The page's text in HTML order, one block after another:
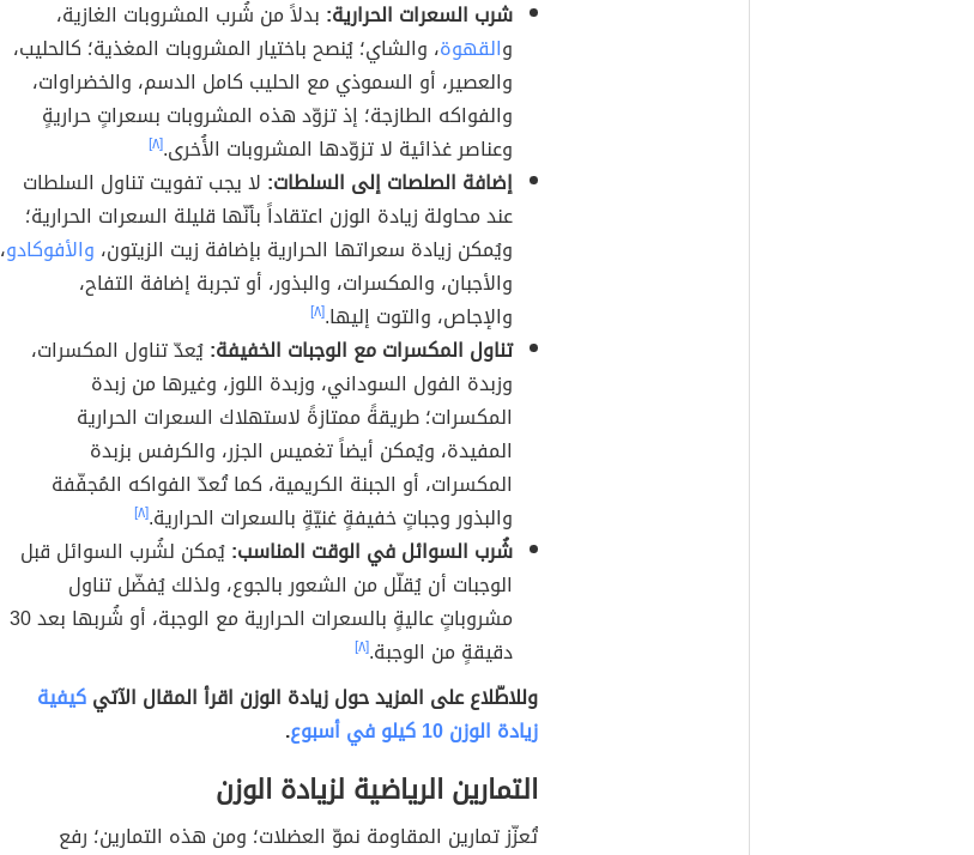
شرب السعرات الحرارية: بدلاً من شُرب المشروبات الغازية،
والقهوة، والشاي؛ يُنصح باختيار المشروبات المغذية؛ كالحليب،
والعصير، أو السموذي مع الحليب كامل الدسم، والخضراوات،
والفواكه الطازجة؛ إذ تزوّد هذه المشروبات بسعراتٍ حراريةٍ
وعناصر غذائية لا تزوّدها المشروبات الأُخرى.[٨]
إضافة الصلصات إلى السلطات: لا يجب تفويت تناول السلطات
عند محاولة زيادة الوزن اعتقاداً بأنّها قليلة السعرات الحرارية؛
ويُمكن زيادة سعراتها الحرارية بإضافة زيت الزيتون، والأفوكادو،
والأجبان، والمكسرات، والبذور، أو تجربة إضافة التفاح،
والإجاص، والتوت إليها.[٨]
تناول المكسرات مع الوجبات الخفيفة:يُعدّ تناول المكسرات،
وزبدة الفول السوداني، وزبدة اللوز، وغيرها من زبدة
المكسرات؛ طريقةً ممتازةً لاستهلاك السعرات الحرارية
المفيدة، ويُمكن أيضاً تغميس الجزر، والكرفس بزبدة
المكسرات، أو الجبنة الكريمية، كما تُعدّ الفواكه المُجفّفة
والبذور وجباتٍ خفيفةٍ غنيّةٍ بالسعرات الحرارية.[٨]
شُرب السوائل في الوقت المناسب:يُمكن لشُرب السوائل قبل
الوجبات أن يُقلّل من الشعور بالجوع، ولذلك يُفضّل تناول
مشروباتٍ عاليةٍ بالسعرات الحرارية مع الوجبة، أو شُربها بعد 30
دقيقةٍ من الوجبة.[٨]
وللاطّلاع على المزيد حول زيادة الوزن اقرأ المقال الآتيكيفية
زيادة الوزن 10 كيلو في أسبوع
.
التمارين الرياضية لزيادة الوزن
تُعزّز تمارين المقاومة نموّ العضلات؛ ومن هذه التمارين؛ رفع